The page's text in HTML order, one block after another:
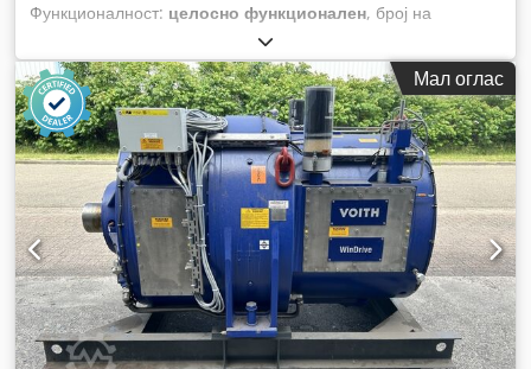
Функционалност: целосно функционален, број на
Мал оглас